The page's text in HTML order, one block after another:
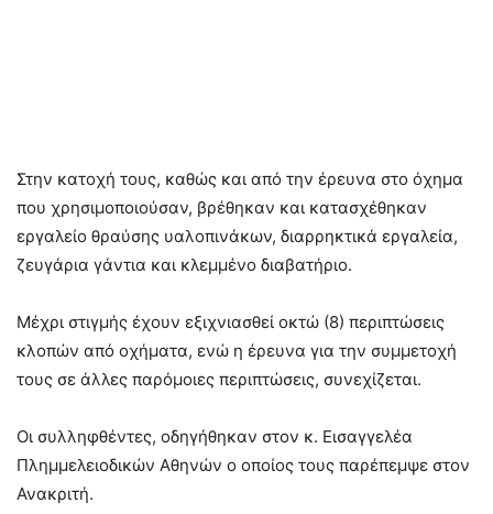
Στην κατοχή τους, καθώς και από την έρευνα στο όχημα
που χρησιμοποιούσαν, βρέθηκαν και κατασχέθηκαν
εργαλείο θραύσης υαλοπινάκων, διαρρηκτικά εργαλεία,
ζευγάρια γάντια και κλεμμένο διαβατήριο.
Μέχρι στιγμής έχουν εξιχνιασθεί οκτώ (8) περιπτώσεις
κλοπών από οχήματα, ενώ η έρευνα για την συμμετοχή
τους σε άλλες παρόμοιες περιπτώσεις, συνεχίζεται.
Οι συλληφθέντες, οδηγήθηκαν στον κ. Εισαγγελέα
Πλημμελειοδικών Αθηνών ο οποίος τους παρέπεμψε στον
Ανακριτή.